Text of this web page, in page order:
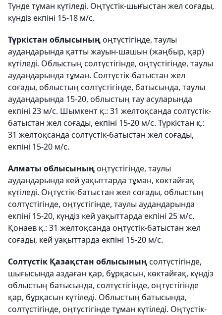
Түнде тұман күтіледі. Оңтүстік-шығыстан жел соғады,
күндіз екпіні 15-18 м/с.
Түркістан облысыныңоңтүстігінде, таулы
аудандарында қатты жауын-шашын (жаңбыр, қар)
күтіледі. Облыстың солтүстігінде, оңтүстігінде, таулы
аудандарында тұман. Солтүстік-батыстан жел
соғады, облыстың солтүстігінде, батысында, таулы
аудандарында 15-20, облыстың тау асуларында
екпіні 23 м/с. Шымкент қ.: 31 желтоқсанда солтүстік-
батыстан жел соғады, екпіні 15-20 м/с. Түркістан қ.:
31 желтоқсанда солтүстік-батыстан жел соғады,
екпіні 15-20 м/с.
Алматы облысыныңоңтүстігінде, таулы
аудандарында кей уақыттарда тұман, көктайғақ
күтіледі. Оңтүстік-батыстан жел соғады, облыстың
солтүстігінде, оңтүстігінде, таулы аудандарында
екпіні 15-20, күндіз кей уақыттарда екпіні 25 м/с.
Қонаев қ.: 31 желтоқсанда оңтүстік-батыстан жел
соғады, кей уақыттарда екпіні 15-20 м/с.
Солтүстік Қазақстан облысыныңсолтүстігінде,
шығысында аздаған қар, бұрқасын, көктайғақ, күндіз
облыстың батысында, солтүстігінде, оңтүстігінде
қар, бұрқасын күтіледі. Облыстың батысында,
солтүстігінде, оңтүстігінде тұман күтіледі. Оңтүстік-